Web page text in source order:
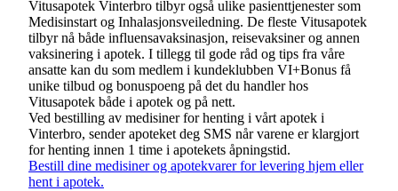
Vitusapotek Vinterbro tilbyr også ulike pasienttjenester som
Medisinstart og Inhalasjonsveiledning. De fleste Vitusapotek
tilbyr nå både influensavaksinasjon, reisevaksiner og annen
vaksinering i apotek. I tillegg til gode råd og tips fra våre
ansatte kan du som medlem i kundeklubben VI+Bonus få
unike tilbud og bonuspoeng på det du handler hos
Vitusapotek både i apotek og på nett.
Ved bestilling av medisiner for henting i vårt apotek i
Vinterbro, sender apoteket deg SMS når varene er klargjort
for henting innen 1 time i apotekets åpningstid.
Bestill dine medisiner og apotekvarer for levering hjem eller
hent i apotek.